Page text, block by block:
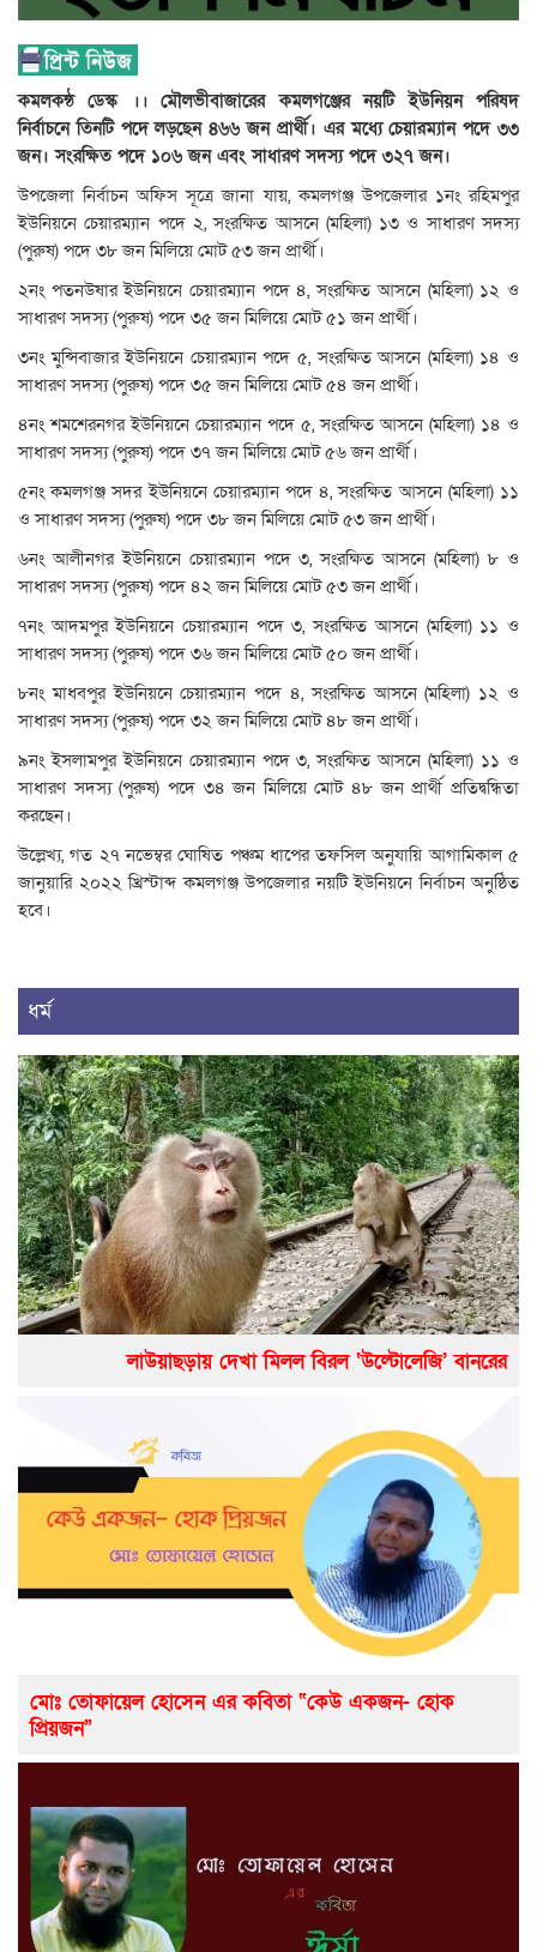
কমলকন্ঠ ডেস্ক ।। মৌলভীবাজারের কমলগঞ্জের নয়টি ইউনিয়ন পরিষদ
নির্বাচনে তিনটি পদে লড়ছেন ৪৬৬ জন প্রার্থী। এর মধ্যে চেয়ারম্যান পদে ৩৩
জন। সংরক্ষিত পদে ১০৬ জন এবং সাধারণ সদস্য পদে ৩২৭ জন।
উপজেলা নির্বাচন অফিস সূত্রে জানা যায়, কমলগঞ্জ উপজেলার ১নং রহিমপুর
ইউনিয়নে চেয়ারম্যান পদে ২, সংরক্ষিত আসনে (মহিলা) ১৩ ও সাধারণ সদস্য
(পুরুষ) পদে ৩৮ জন মিলিয়ে মোট ৫৩ জন প্রার্থী।
২নং পতনউষার ইউনিয়নে চেয়ারম্যান পদে ৪, সংরক্ষিত আসনে (মহিলা) ১২ ও
সাধারণ সদস্য (পুরুষ) পদে ৩৫ জন মিলিয়ে মোট ৫১ জন প্রার্থী।
৩নং মুন্সিবাজার ইউনিয়নে চেয়ারম্যান পদে ৫, সংরক্ষিত আসনে (মহিলা) ১৪ ও
সাধারণ সদস্য (পুরুষ) পদে ৩৫ জন মিলিয়ে মোট ৫৪ জন প্রার্থী।
৪নং শমশেরনগর ইউনিয়নে চেয়ারম্যান পদে ৫, সংরক্ষিত আসনে (মহিলা) ১৪ ও
সাধারণ সদস্য (পুরুষ) পদে ৩৭ জন মিলিয়ে মোট ৫৬ জন প্রার্থী।
৫নং কমলগঞ্জ সদর ইউনিয়নে চেয়ারম্যান পদে ৪, সংরক্ষিত আসনে (মহিলা) ১১
ও সাধারণ সদস্য (পুরুষ) পদে ৩৮ জন মিলিয়ে মোট ৫৩ জন প্রার্থী।
৬নং আলীনগর ইউনিয়নে চেয়ারম্যান পদে ৩, সংরক্ষিত আসনে (মহিলা) ৮ ও
সাধারণ সদস্য (পুরুষ) পদে ৪২ জন মিলিয়ে মোট ৫৩ জন প্রার্থী।
৭নং আদমপুর ইউনিয়নে চেয়ারম্যান পদে ৩, সংরক্ষিত আসনে (মহিলা) ১১ ও
সাধারণ সদস্য (পুরুষ) পদে ৩৬ জন মিলিয়ে মোট ৫০ জন প্রার্থী।
৮নং মাধবপুর ইউনিয়নে চেয়ারম্যান পদে ৪, সংরক্ষিত আসনে (মহিলা) ১২ ও
সাধারণ সদস্য (পুরুষ) পদে ৩২ জন মিলিয়ে মোট ৪৮ জন প্রার্থী।
৯নং ইসলামপুর ইউনিয়নে চেয়ারম্যান পদে ৩, সংরক্ষিত আসনে (মহিলা) ১১ ও
সাধারণ সদস্য (পুরুষ) পদে ৩৪ জন মিলিয়ে মোট ৪৮ জন প্রার্থী প্রতিদ্বন্ধিতা
করছেন।
উল্লেখ্য, গত ২৭ নভেম্বর ঘোষিত পঞ্চম ধাপের তফসিল অনুযায়ি আগামিকাল ৫
জানুয়ারি ২০২২ খ্রিস্টাব্দ কমলগঞ্জ উপজেলার নয়টি ইউনিয়নে নির্বাচন অনুষ্ঠিত
হবে।
ধর্ম
লাউয়াছড়ায় দেখা মিলল বিরল ‘উল্টোলেজি’ বানরের
মোঃ তোফায়েল হোসেন এর কবিতা “কেউ একজন- হোক
প্রিয়জন”